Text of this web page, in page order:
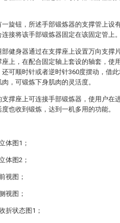
旋钮，所述手部锻炼器的支撑管上设
接将该手部锻炼器固定在该固定管上。
健身器通过在支撑座上设置万向支撑
上，在配合固定轴上套设的轴套，使
可顺时针或者逆时针360度摆动，借
，可锻炼下身肌肉的灵活度。
撑座上可连接手部锻炼器，使用户在
也收到锻炼，达到一机多用的功能。
体图1；
体图2；
视图；
视图；
折状态图1；